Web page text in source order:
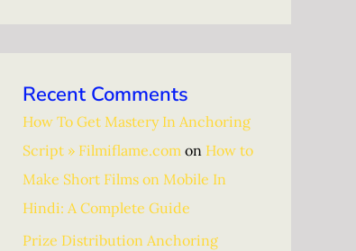
Recent Comments
How To Get Mastery In Anchoring
Script » Filmiflame.com on How to
Make Short Films on Mobile In
Hindi: A Complete Guide
Prize Distribution Anchoring